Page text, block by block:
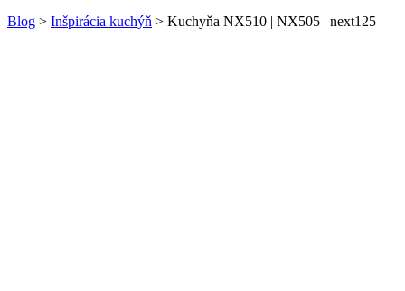
Blog > Inšpirácia kuchýň > Kuchyňa NX510 | NX505 | next125